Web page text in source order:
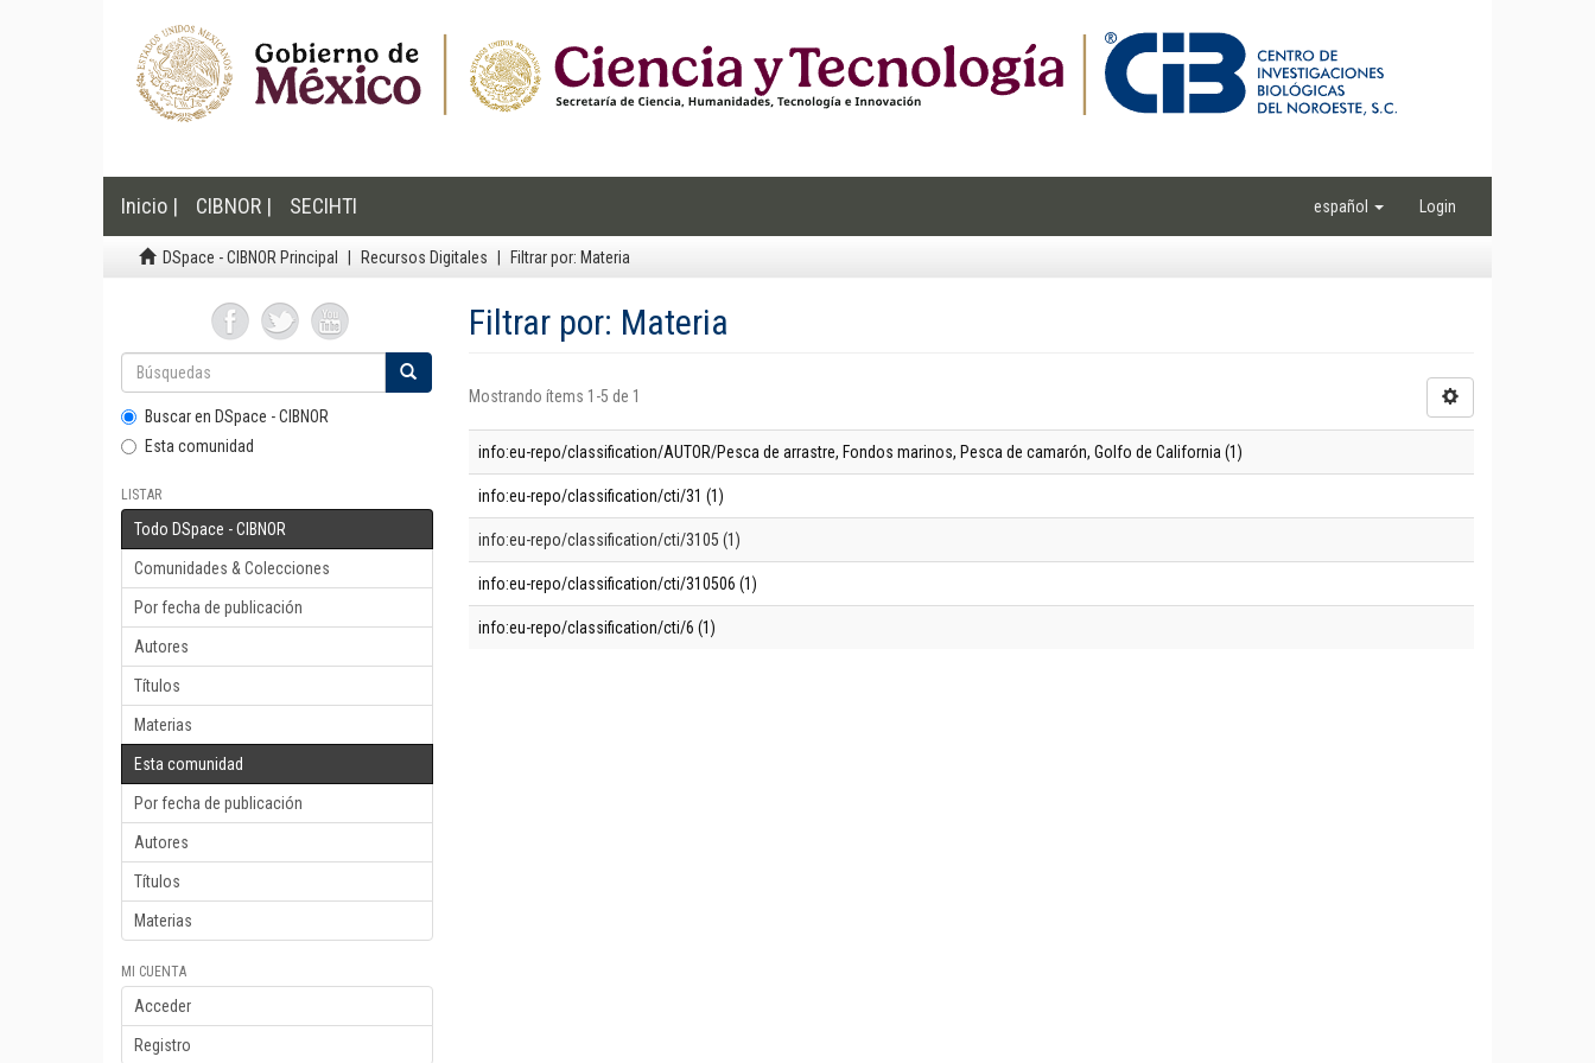
Inicio | CIBNOR | SECIHTI español Login
DSpace - CIBNOR Principal Recursos Digitales Filtrar por: Materia
Buscar en DSpace - CIBNOR
Esta comunidad
LISTAR
Todo DSpace - CIBNOR
Comunidades & Colecciones
Por fecha de publicación
Autores
Títulos
Materias
Esta comunidad
Por fecha de publicación
Autores
Títulos
Materias
MI CUENTA
Acceder
Registro
Filtrar por: Materia
Mostrando ítems 1-5 de 1
info:eu-repo/classification/AUTOR/Pesca de arrastre, Fondos marinos, Pesca de camarón, Golfo de California (1)
info:eu-repo/classification/cti/31 (1)
info:eu-repo/classification/cti/3105 (1)
info:eu-repo/classification/cti/310506 (1)
info:eu-repo/classification/cti/6 (1)